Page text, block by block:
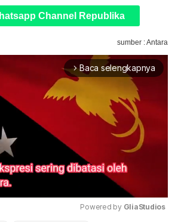
Channel Republika
sumber : Antara
arrow_forward_ios Baca selengkapnya
Powered by GliaStudios